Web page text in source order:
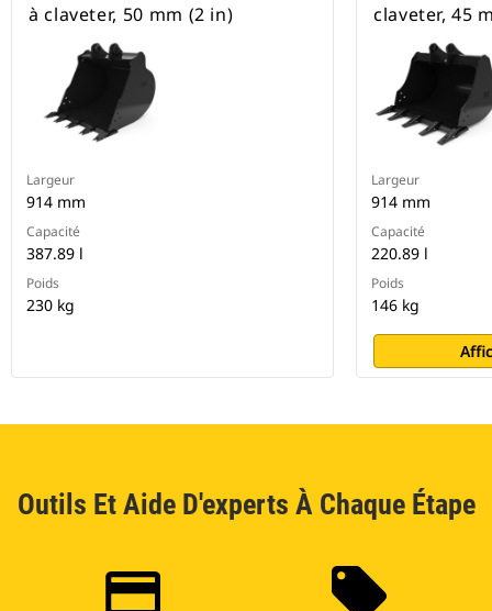
à claveter, 50 mm (2 in)
Largeur
914 mm
Capacité
387.89 l
Poids
230 kg
claveter, 45
Largeur
914 mm
Capacité
220.89 l
Poids
146 kg
Outils Et Aide D'experts À Chaque Étape